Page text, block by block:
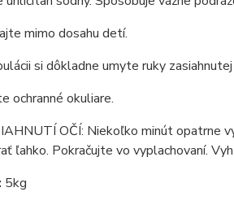
mimo dosahu detí.
si dôkladne umyte ruky
ochranné okuliare.
OČÍ: Niekoľko minút opatrne
ľahko. Pokračujte vo vyplachovaní.
5kg